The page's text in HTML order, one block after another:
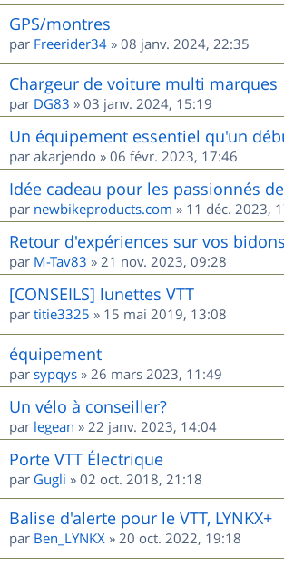
GPS/montres
par Freerider34 » 08 janv. 2024, 22:35
Chargeur de voiture multi marques
par DG83 » 03 janv. 2024, 15:19
Un équipement essentiel qu'un
par akarjendo » 06 févr. 2023, 17:46
Idée cadeau pour les passionnés de
par newbikeproducts.com » 11 déc. 2023,
Retour d'expériences sur vos
par M-Tav83 » 21 nov. 2023, 09:28
[CONSEILS] lunettes VTT
par titie3325 » 15 mai 2019, 13:08
équipement
par sypqys » 26 mars 2023, 11:49
Un vélo à conseiller?
par legean » 22 janv. 2023, 14:04
Porte VTT Électrique
par Gugli » 02 oct. 2018, 21:18
Balise d'alerte pour le VTT, LYNKX+
par Ben_LYNKX » 20 oct. 2022, 19:18